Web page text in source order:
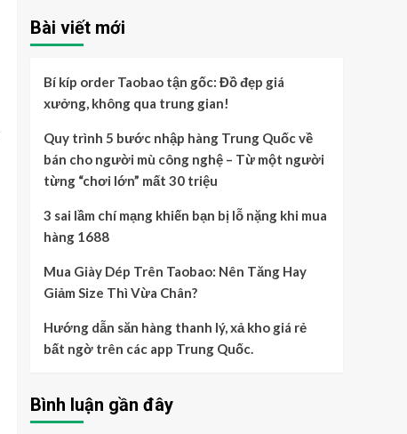
Bài viết mới
Bí kíp order Taobao tận gốc: Đồ đẹp giá
xưởng, không qua trung gian!
Quy trình 5 bước nhập hàng Trung Quốc về
bán cho người mù công nghệ – Từ một người
từng “chơi lớn” mất 30 triệu
3 sai lầm chí mạng khiến bạn bị lỗ nặng khi mua
hàng 1688
Mua Giày Dép Trên Taobao: Nên Tăng Hay
Giảm Size Thì Vừa Chân?
Hướng dẫn săn hàng thanh lý, xả kho giá rẻ
bất ngờ trên các app Trung Quốc.
Bình luận gần đây